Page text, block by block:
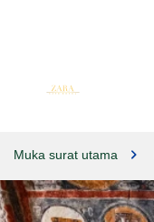
Muka surat utama